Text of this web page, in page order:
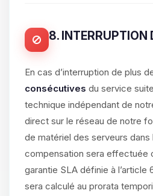
8. INTERRUPTION
En cas d’interruption de plus
consécutives du service
technique indépendant de
direct sur le réseau de notre
de matériel des serveurs dans
compensation sera effectuée
garantie SLA définie à
sera calculé au prorata